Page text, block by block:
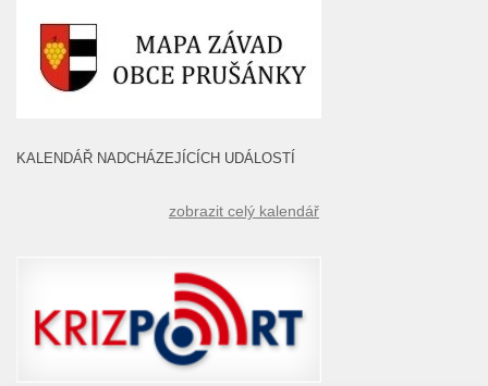
KALENDÁŘ NADCHÁZEJÍCÍCH UDÁLOSTÍ
zobrazit celý kalendář